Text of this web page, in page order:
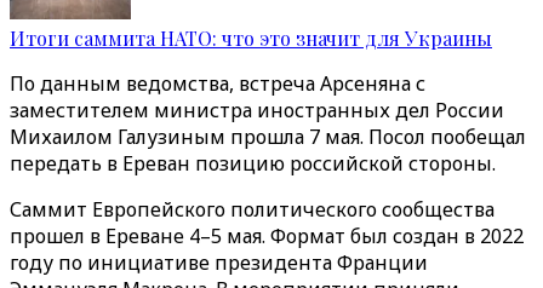
Итоги саммита НАТО: что это значит для Украины
По данным ведомства, встреча Арсеняна с
заместителем министра иностранных дел России
Михаилом Галузиным прошла 7 мая. Посол пообещал
передать в Ереван позицию российской стороны.
Саммит Европейского политического сообщества
прошел в Ереване 4–5 мая. Формат был создан в 2022
году по инициативе президента Франции